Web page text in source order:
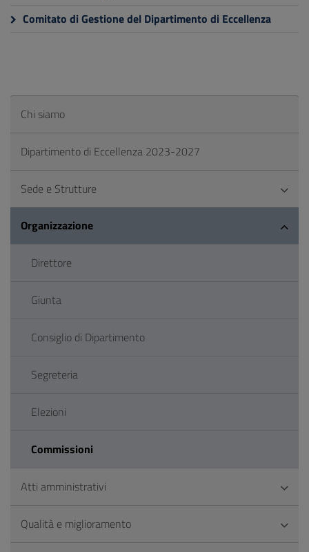
Comitato di Gestione del Dipartimento di Eccellenza
Chi siamo
Dipartimento di Eccellenza 2023-2027
Sede e Strutture
Organizzazione
Direttore
Giunta
Consiglio di Dipartimento
Segreteria
Elezioni
Commissioni
Atti amministrativi
Qualità e miglioramento